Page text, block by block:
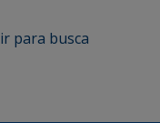
ir para busca